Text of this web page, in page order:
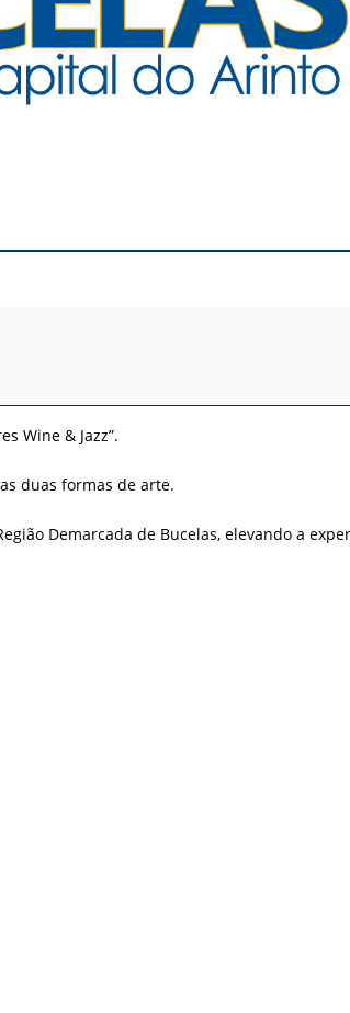
Wine & Jazz”.
duas formas de arte.
Demarcada de Bucelas, elevando a